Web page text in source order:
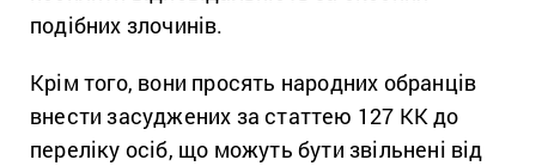
подібних злочинів.
Крім того, вони просять народних обранців
внести засуджених за статтею 127 КК до
переліку осіб, що можуть бути звільнені від